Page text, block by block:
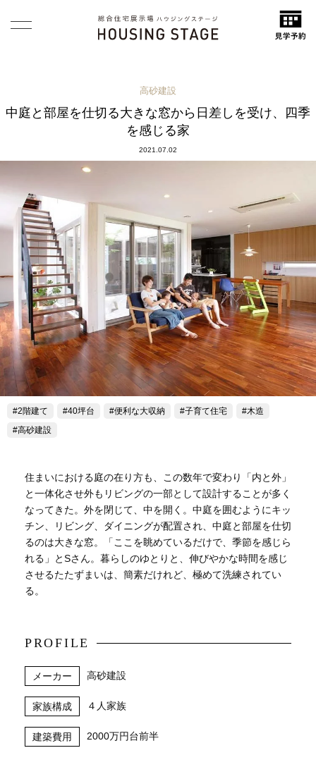
高砂建設
中庭と部屋を仕切る大きな窓から日差しを受け、四季
を感じる家
2021.07.02
2階建て 40坪台 便利な大収納 子育て住宅
木造
高砂建設
住まいにおける庭の在り方も、この数年で変わり「内と外」
と一体化させ外もリビングの一部として設計することが多く
なってきた。外を閉じて、中を開く。中庭を囲むようにキッ
チン、リビング、ダイニングが配置され、中庭と部屋を仕切
るのは大きな窓。「ここを眺めているだけで、季節を感じら
れる」とSさん。暮らしのゆとりと、伸びやかな時間を感じ
させるたたずまいは、簡素だけれど、極めて洗練されてい
る。
PROFILE
メーカー 高砂建設
家族構成 ４人家族
建築費用 2000万円台前半